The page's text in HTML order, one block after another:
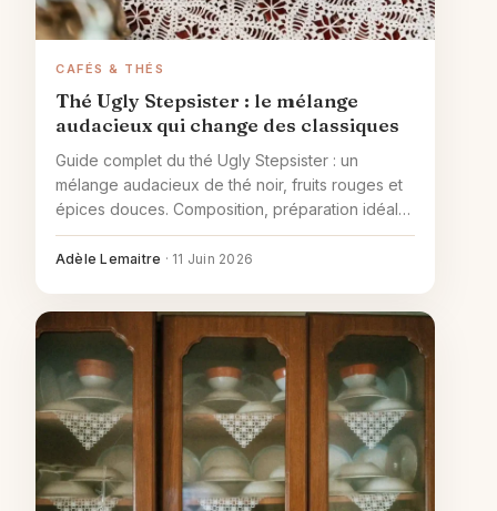
CAFÉS & THÉS
Thé Ugly Stepsister : le mélange
audacieux qui change des classiques
Guide complet du thé Ugly Stepsister : un
mélange audacieux de thé noir, fruits rouges et
épices douces. Composition, préparation idéale
et accords gourmands.
Adèle Lemaitre · 11 Juin 2026